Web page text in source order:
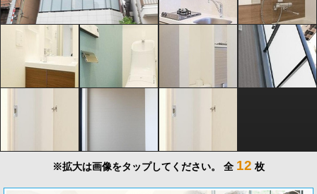
※拡大は画像をタップしてください。 全 12 枚